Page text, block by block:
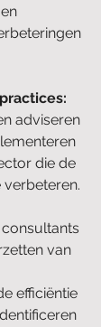
adviseren
die de
van
efficiëntie